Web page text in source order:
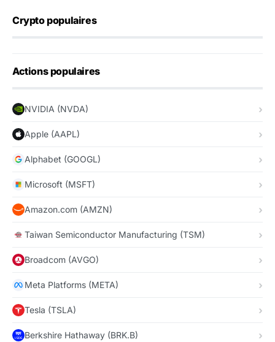
Crypto populaires
Actions populaires
NVIDIA (NVDA)
Apple (AAPL)
Alphabet (GOOGL)
Microsoft (MSFT)
Amazon.com (AMZN)
Taiwan Semiconductor Manufacturing (TSM)
Broadcom (AVGO)
Meta Platforms (META)
Tesla (TSLA)
Berkshire Hathaway (BRK.B)